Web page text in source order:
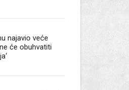
najavio veće
će obuhvatiti